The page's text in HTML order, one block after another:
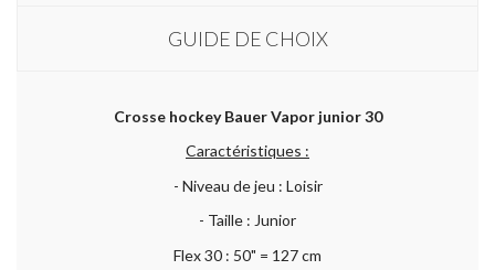
GUIDE DE CHOIX
Crosse hockey Bauer Vapor junior 30
Caractéristiques :
- Niveau de jeu : Loisir
- Taille : Junior
Flex 30 : 50" = 127 cm